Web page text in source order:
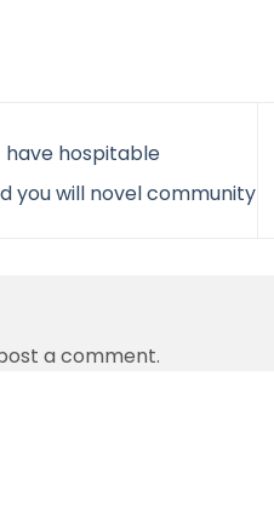
have hospitable
you will novel community
a comment.